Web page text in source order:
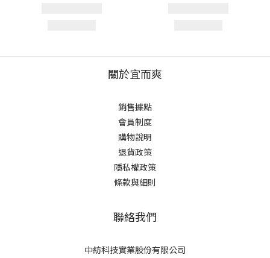
關於宜而爽
銷售據點
會員制度
購物說明
退貨政策
隱私權政策
條款與細則
聯絡我們
中紡科技實業股份有限公司